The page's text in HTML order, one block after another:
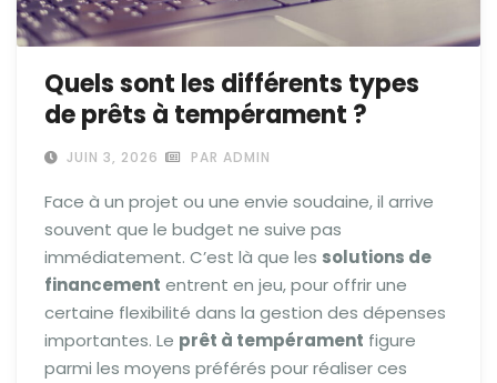
Quels sont les différents types
de prêts à tempérament ?
JUIN 3, 2026 PAR ADMIN
Face à un projet ou une envie soudaine, il arrive
souvent que le budget ne suive pas
immédiatement. C’est là que les solutions de
financement entrent en jeu, pour offrir une
certaine flexibilité dans la gestion des dépenses
importantes. Le prêt à tempérament figure
parmi les moyens préférés pour réaliser ces